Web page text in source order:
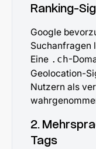
Ranking-
Google
Suchanfragen
Eine .ch-
Geolocation-
Nutzern als
2.
Tags